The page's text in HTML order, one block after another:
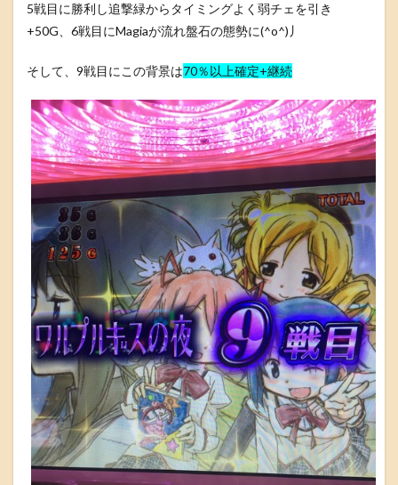
5戦目に勝利し追撃緑からタイミングよく弱チェを引き
+50G、6戦目にMagiaが流れ盤石の態勢に(^o^)丿
そして、9戦目にこの背景は70％以上確定+継続